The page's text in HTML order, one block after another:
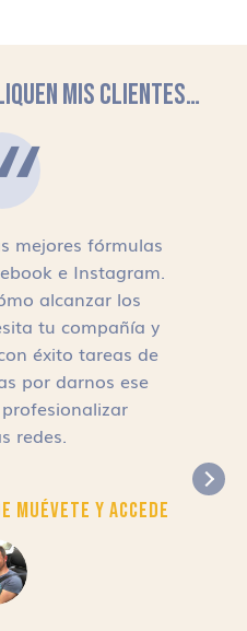
MIS CLIENTES…
mejores fórmulas
e Instagram.
alcanzar los
tu compañía y
éxito tareas de
por darnos ese
redes.
Muévete y Accede